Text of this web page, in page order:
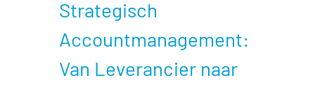
Strategisch
Accountmanagement:
Van Leverancier naar